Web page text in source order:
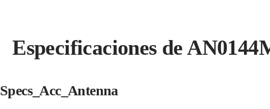
Especificaciones de
Specs_Acc_Antenna